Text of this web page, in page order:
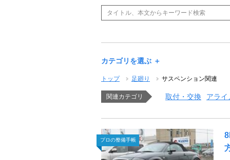
カテゴリを選ぶ ＋
トップ 足廻り サスペンション関連
関連カテゴリ 取付・交換 アライ
プロの整備手帳